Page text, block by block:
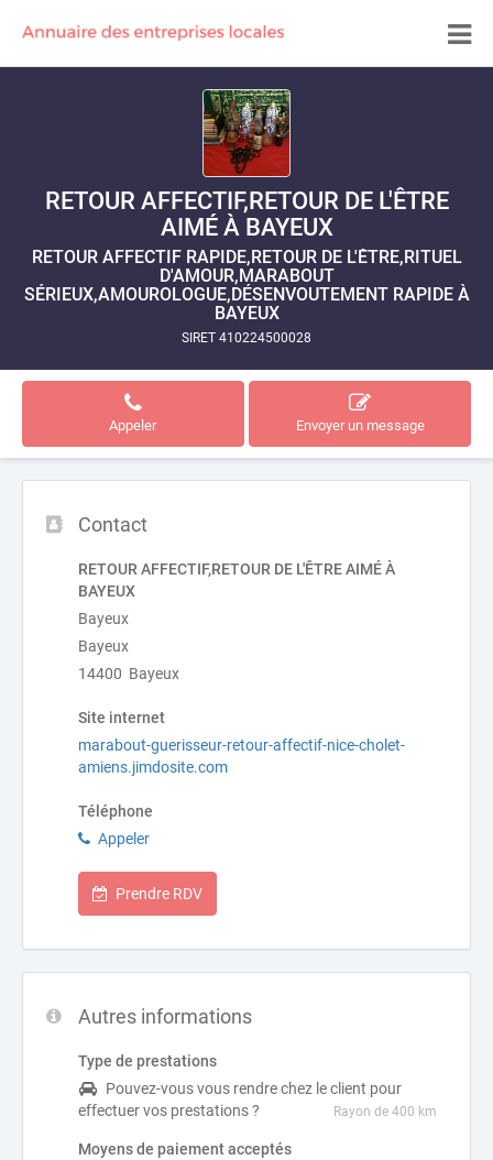
RETOUR AFFECTIF,RETOUR DE L'ÊTRE
AIMÉ À BAYEUX
RETOUR AFFECTIF RAPIDE,RETOUR DE L'ÊTRE,RITUEL
D'AMOUR,MARABOUT
SÉRIEUX,AMOUROLOGUE,DÉSENVOUTEMENT RAPIDE À
BAYEUX
SIRET 410224500028
Appeler Envoyer un message
Contact
RETOUR AFFECTIF,RETOUR DE L'ÊTRE AIMÉ À
BAYEUX
Bayeux
Bayeux
14400 Bayeux
Site internet
marabout-guerisseur-retour-affectif-nice-cholet-
amiens.jimdosite.com
Téléphone
Appeler
Prendre RDV
Autres informations
Type de prestations
Pouvez-vous vous rendre chez le client pour
effectuer vos prestations ?
Rayon de 400 km
Moyens de paiement acceptés